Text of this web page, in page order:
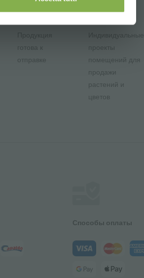
Продукция
готова к
отправке
Индивидуальные
проекты
помещений для
продажи
растений и
цветов
Способы оплаты